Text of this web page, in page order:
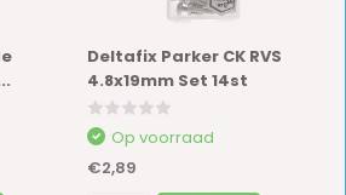
Deltafix Parker CK RVS
4.8x19mm Set 14st
Op voorraad
€2,89